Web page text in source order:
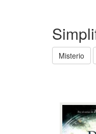
Misterio